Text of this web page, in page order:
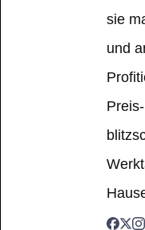
sie
und